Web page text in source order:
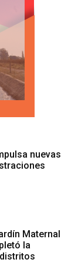
nuevas
Maternal
la